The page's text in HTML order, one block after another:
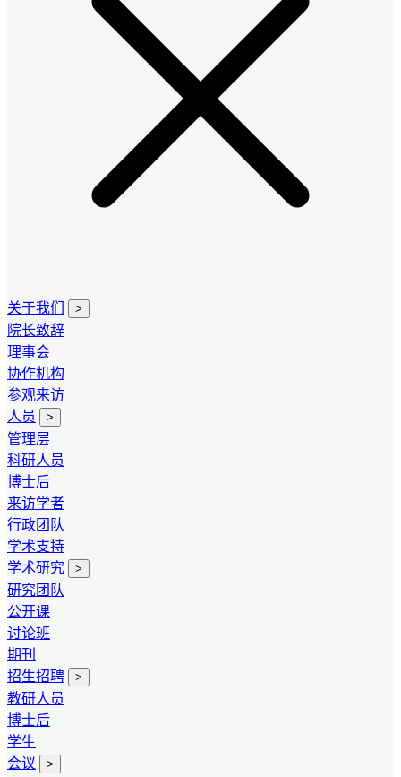
关于我们 >
院长致辞
理事会
协作机构
参观来访
人员
>
管理层
科研人员
博士后
来访学者
行政团队
学术支持
学术研究
>
研究团队
公开课
讨论班
期刊
招生招聘
>
教研人员
博士后
学生
会议
>